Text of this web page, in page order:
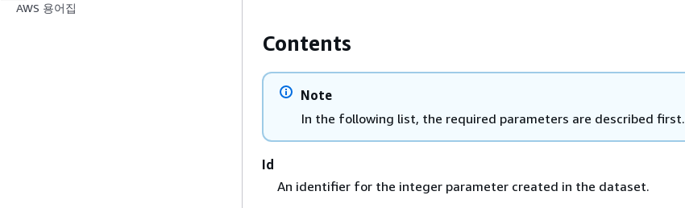
AWS 용어집
Contents
Note
In the following list, the required parameters are described first.
Id
An identifier for the integer parameter created in the dataset.